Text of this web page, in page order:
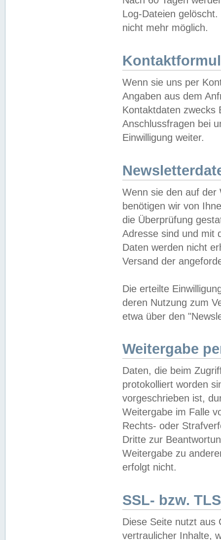
Log-Dateien
nicht mehr möglich.
Wenn sie uns per
Angaben aus dem
Kontaktdaten zwecks
Anschlussfragen bei
Einwilligung weiter.
Wenn sie den auf der
benötigen wir von
die Überprüfung
Adresse sind und mit
Daten werden nicht
Versand der
Die erteilte
deren Nutzung zum
etwa über den
Weitergabe
Daten, die beim
protokolliert worden
vorgeschrieben ist,
Weitergabe im Falle
Rechts- oder
Dritte zur
Weitergabe zu
erfolgt nicht.
SSL- bzw.
Diese Seite nutzt aus
vertraulicher Inhalte,